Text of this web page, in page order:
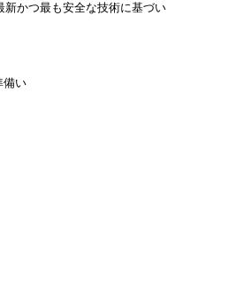
新かつ最も安全な技術に基づい
備い